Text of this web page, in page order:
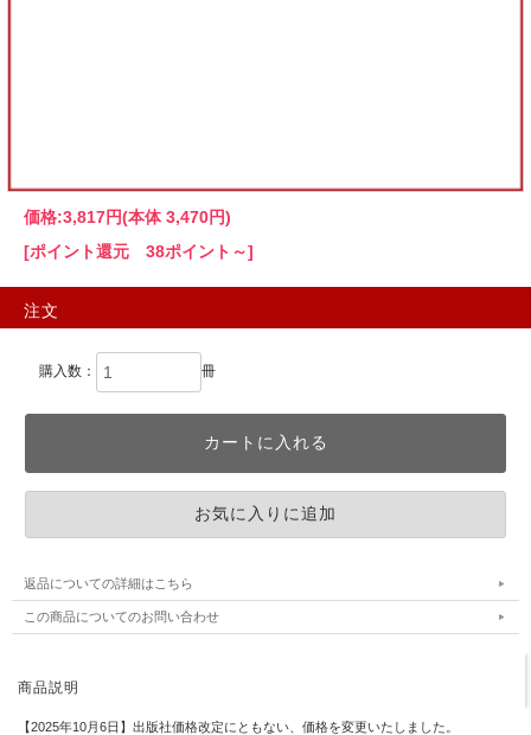
価格:3,817円(本体 3,470円)
[ポイント還元 38ポイント～]
注文
購入数： 冊
返品についての詳細はこちら
この商品についてのお問い合わせ
商品説明
【2025年10月6日】出版社価格改定にともない、価格を変更いたしました。